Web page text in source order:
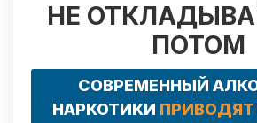
НЕ
ПОТОМ
СОВРЕМЕННЫЙ
НАРКОТИКИ